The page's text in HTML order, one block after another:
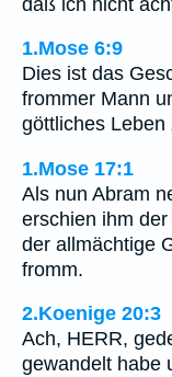
1.Mose 6:9
Dies ist das
frommer Mann
göttliches Leben
1.Mose 17:1
Als nun Abram
erschien ihm
der allmächtige
fromm.
2.Koenige 20:3
Ach, HERR,
gewandelt habe